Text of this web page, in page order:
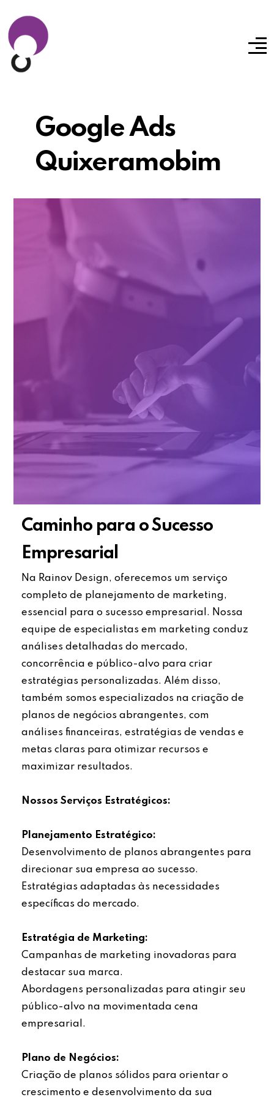
Google Ads
Quixeramobim
Caminho para o Sucesso
Empresarial
Na Rainov Design, oferecemos um serviço
completo de planejamento de marketing,
essencial para o sucesso empresarial. Nossa
equipe de especialistas em marketing conduz
análises detalhadas do mercado,
concorrência e público-alvo para criar
estratégias personalizadas. Além disso,
também somos especializados na criação de
planos de negócios abrangentes, com
análises financeiras, estratégias de vendas e
metas claras para otimizar recursos e
maximizar resultados.
Nossos Serviços Estratégicos:
Planejamento Estratégico:
Desenvolvimento de planos abrangentes para
direcionar sua empresa ao sucesso.
Estratégias adaptadas às necessidades
específicas do mercado.
Estratégia de Marketing:
Campanhas de marketing inovadoras para
destacar sua marca.
Abordagens personalizadas para atingir seu
público-alvo na movimentada cena
empresarial.
Plano de Negócios:
Criação de planos sólidos para orientar o
crescimento e desenvolvimento da sua